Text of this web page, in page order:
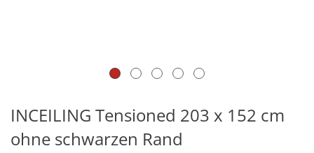
INCEILING Tensioned 203 x 152 cm
ohne schwarzen Rand